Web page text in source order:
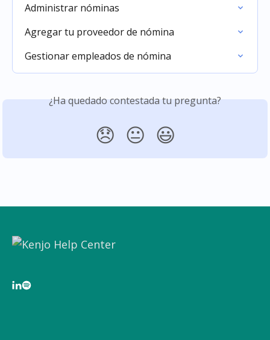
Administrar nóminas
Agregar tu proveedor de nómina
Gestionar empleados de nómina
¿Ha quedado contestada tu pregunta?
😞 😐 😃